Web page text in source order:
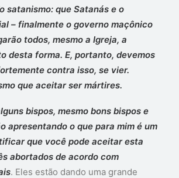
satanismo: que Satanás e o
– finalmente o governo maçônico
todos, mesmo a Igreja, a
desta forma. E, portanto, devemos
contra isso, se vier.
que aceitar ser mártires.
bispos, mesmo bons bispos e
apresentando o que para mim é um
que você pode aceitar esta
abortados de acordo com
. Eles estão dando uma grande